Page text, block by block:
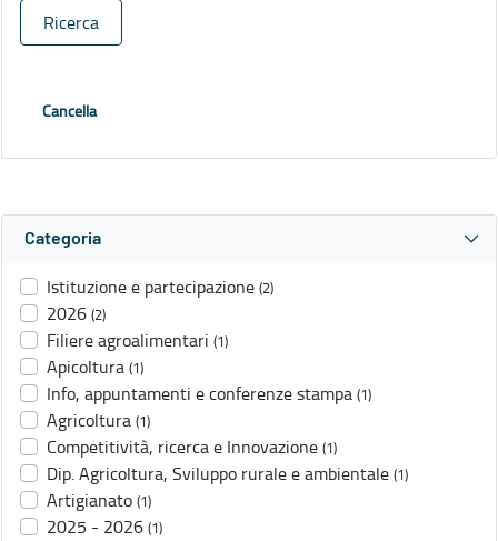
Ricerca
Cancella
Categoria
Istituzione e partecipazione (2)
2026 (2)
Filiere agroalimentari (1)
Apicoltura (1)
Info, appuntamenti e conferenze stampa (1)
Agricoltura (1)
Competitività, ricerca e Innovazione (1)
Dip. Agricoltura, Sviluppo rurale e ambientale (1)
Artigianato (1)
2025 - 2026 (1)